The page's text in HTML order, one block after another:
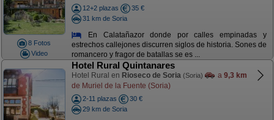
8 Fotos
Video
12+2 plazas
35 €
31 km de Soria
En Calatañazor donde por calles empinadas y
estrechos callejones discurren siglos de historia. Sones de
romancero y fragor de batallas se es ...
Hotel Rural Quintanares
Hotel Rural en Rioseco de Soria (Soria) a 9,3 km
de Muriel de la Fuente (Soria)
2-11 plazas
30 €
29 km de Soria